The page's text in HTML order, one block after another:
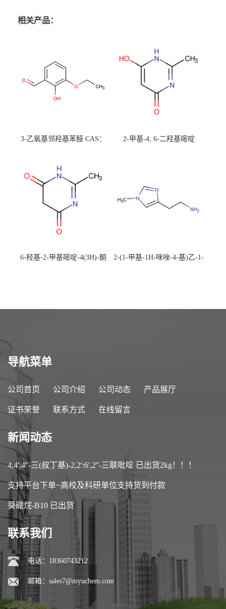
相关产品：
3-乙氧基邻羟基苯醛 CAS：
校可先用后付
2-甲基-4, 6-二羟基嘧啶
6-羟基-2-甲基嘧啶-4(3H)-酮
2-(1-甲基-1H-咪唑-4-基)乙-1-
导航菜单
公司首页 公司介绍 公司动态 产品展厅
证书荣誉 联系方式 在线留言
新闻动态
4,4',4''-三(叔丁基)-2,2':6',2''-三联吡啶 已出货2kg！！！
支持平台下单~高校及科研单位支持货到付款
葵硼烷-B10 已出货
联系我们
电话：18360743212
邮箱： sales7@myuchem.com